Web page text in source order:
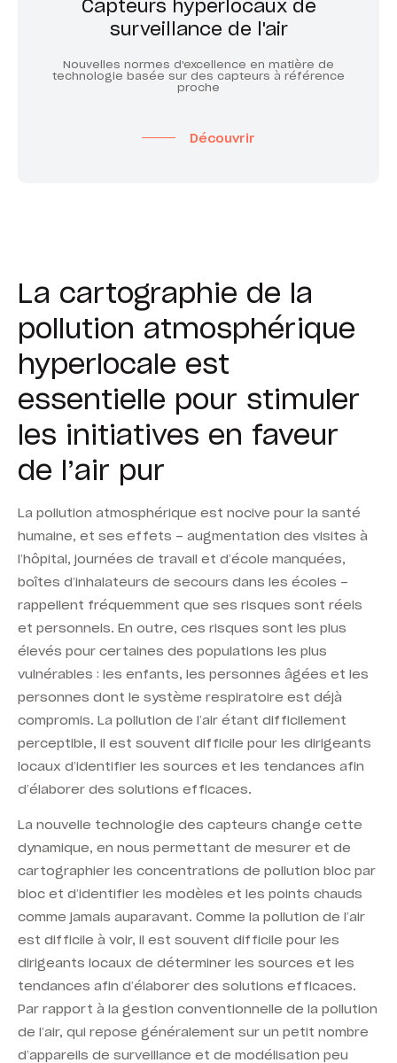
Capteurs hyperlocaux de
surveillance de l'air
Nouvelles normes d'excellence en matière de
technologie basée sur des capteurs à référence
proche
Découvrir
La cartographie de la
pollution atmosphérique
hyperlocale est
essentielle pour stimuler
les initiatives en faveur
de l’air pur
La pollution atmosphérique est nocive pour la santé
humaine, et ses effets – augmentation des visites à
l’hôpital, journées de travail et d’école manquées,
boîtes d’inhalateurs de secours dans les écoles –
rappellent fréquemment que ses risques sont réels
et personnels. En outre, ces risques sont les plus
élevés pour certaines des populations les plus
vulnérables : les enfants, les personnes âgées et les
personnes dont le système respiratoire est déjà
compromis. La pollution de l’air étant difficilement
perceptible, il est souvent difficile pour les dirigeants
locaux d’identifier les sources et les tendances afin
d’élaborer des solutions efficaces.
La nouvelle technologie des capteurs change cette
dynamique, en nous permettant de mesurer et de
cartographier les concentrations de pollution bloc par
bloc et d’identifier les modèles et les points chauds
comme jamais auparavant. Comme la pollution de l’air
est difficile à voir, il est souvent difficile pour les
dirigeants locaux de déterminer les sources et les
tendances afin d’élaborer des solutions efficaces.
Par rapport à la gestion conventionnelle de la pollution
de l’air, qui repose généralement sur un petit nombre
d’appareils de surveillance et de modélisation peu